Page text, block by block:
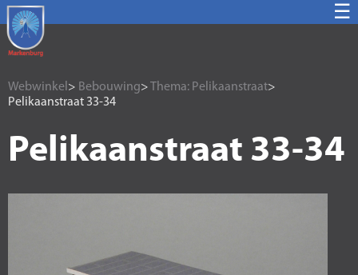
☰
Webwinkel > Bebouwing> Thema: Pelikaanstraat>
Pelikaanstraat 33-34
Pelikaanstraat 33-34